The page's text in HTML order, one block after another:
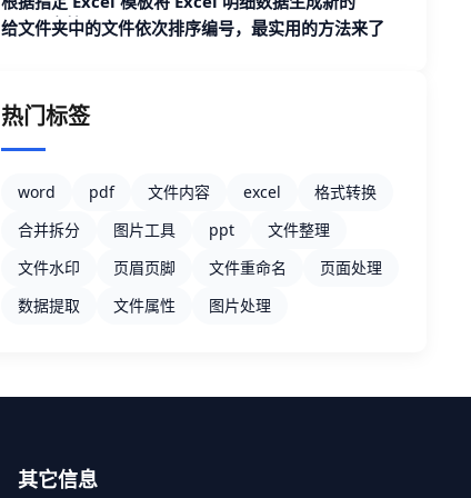
Excel 文档
给文件夹中的文件依次排序编号，最实用的方法来了
热门标签
word pdf 文件内容 excel
格式转换
合并拆分
图片工具 ppt
文件整理
文件水印
页眉页脚 文件重命名
页面处理
数据提取
文件属性 图片处理
其它信息